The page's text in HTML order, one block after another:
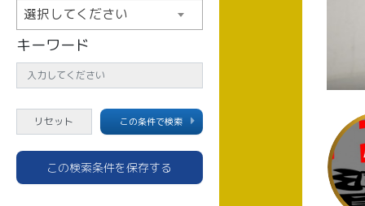
選択してください
キーワード
この条件で検索
この検索条件を保存する